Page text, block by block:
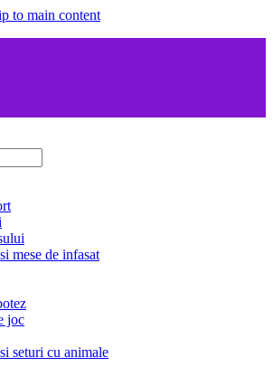
to main content
mese de infasat
joc
seturi cu animale